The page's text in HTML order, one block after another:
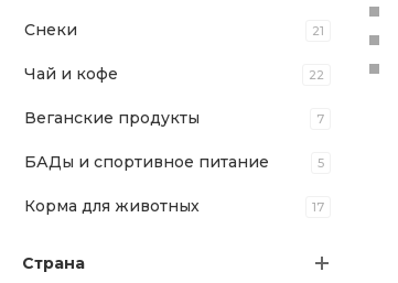
Снеки 21
Чай и кофе 22
Веганские продукты 7
БАДы и спортивное питание 5
Корма для животных 17
Страна